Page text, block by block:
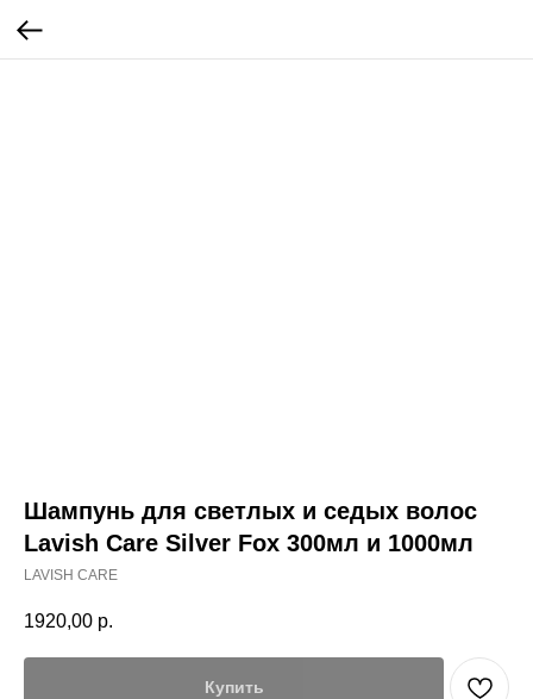
Шампунь для светлых и седых волос
Lavish Care Silver Fox 300мл и 1000мл
LAVISH CARE
1920,00 р.
Купить